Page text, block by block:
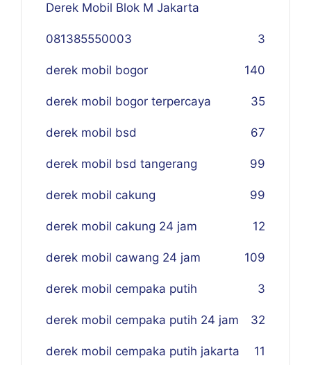
Derek Mobil Blok M Jakarta
081385550003 3
derek mobil bogor 140
derek mobil bogor terpercaya 35
derek mobil bsd 67
derek mobil bsd tangerang 99
derek mobil cakung 99
derek mobil cakung 24 jam 12
derek mobil cawang 24 jam 109
derek mobil cempaka putih 3
derek mobil cempaka putih 24 jam 32
derek mobil cempaka putih jakarta 11